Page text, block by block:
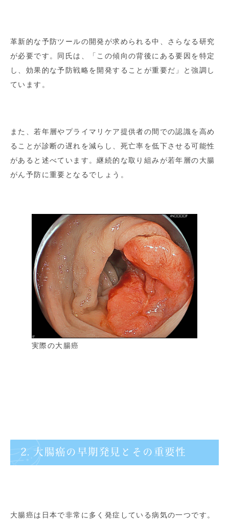
革新的な予防ツールの開発が求められる中、さらなる研究
が必要です。同氏は、「この傾向の背後にある要因を特定
し、効果的な予防戦略を開発することが重要だ」と強調し
ています。
また、若年層やプライマリケア提供者の間での認識を高め
ることが診断の遅れを減らし、死亡率を低下させる可能性
があると述べています。継続的な取り組みが若年層の大腸
がん予防に重要となるでしょう。
実際の大腸癌
2. 大腸癌の早期発見とその重要性
大腸癌は日本で非常に多く発症している病気の一つです。